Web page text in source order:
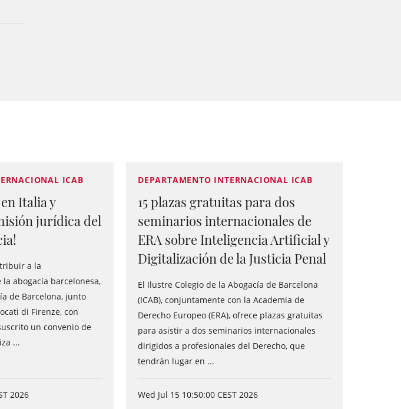
ICAB
Italia y
jurídica del
a la
abogacía barcelonesa,
de Barcelona, junto
di Firenze, con
un convenio de
...
2026
DEPARTAMENTO INTERNACIONAL ICAB
15 plazas gratuitas para dos
seminarios internacionales de
ERA sobre Inteligencia Artificial y
Digitalización de la Justicia Penal
El Ilustre Colegio de la Abogacía de Barcelona
(ICAB), conjuntamente con la Academia de
Derecho Europeo (ERA), ofrece plazas gratuitas
para asistir a dos seminarios internacionales
dirigidos a profesionales del Derecho, que
tendrán lugar en ...
Wed Jul 15 10:50:00 CEST 2026